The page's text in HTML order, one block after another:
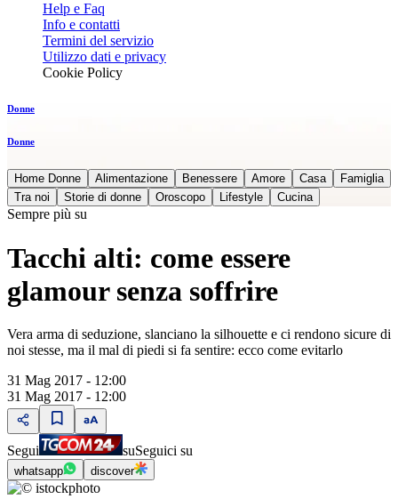
Help e Faq
Info e contatti
Termini del servizio
Utilizzo dati e privacy
Cookie Policy
Donne
Donne
Home Donne Alimentazione Benessere Amore Casa
Famiglia
Tra noi
Storie di donne Oroscopo Lifestyle Cucina
Sempre più su
Tacchi alti: come essere
glamour senza soffrire
Vera arma di seduzione, slanciano la silhouette e ci rendono sicure di
noi stesse, ma il mal di piedi si fa sentire: ecco come evitarlo
31 Mag 2017 - 12:00
31 Mag 2017 - 12:00
Segui suSeguici su
whatsapp discover